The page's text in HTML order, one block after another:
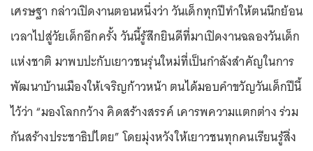
เศรษฐา กล่าวเปิดงานตอนหนึ่งว่า วันเด็กทุกปีทำให้ตนนึกย้อน
เวลาไปสู่วัยเด็กอีกครั้ง วันนี้รู้สึกยินดีที่มาเปิดงานฉลองวันเด็ก
แห่งชาติ มาพบปะกับเยาวชนรุ่นใหม่ที่เป็นกำลังสำคัญในการ
พัฒนาบ้านเมืองให้เจริญก้าวหน้า ตนได้มอบคำขวัญวันเด็กปีนี้
ไว้ว่า “มองโลกกว้าง คิดสร้างสรรค์ เคารพความแตกต่าง ร่วม
กันสร้างประชาธิปไตย” โดยมุ่งหวังให้เยาวชนทุกคนเรียนรู้สิ่ง